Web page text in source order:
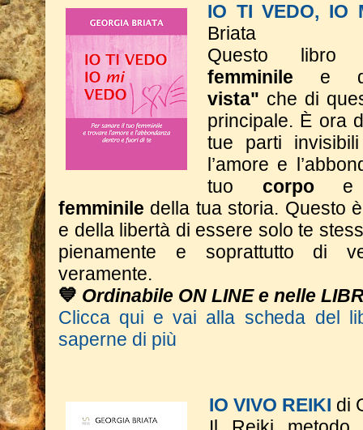
IO TI VEDO, IO
Briata
Questo libro
femminile e
vista" che di
principale. È ora
tue parti
l’amore e
tuo corpo
femminile della tua storia. Questo
e della libertà di essere solo te
pienamente e soprattutto di
veramente.
💙 Ordinabile ON LINE e nelle
Clicca qui e vai alla scheda del
saperne di più
IO VIVO REIKI di